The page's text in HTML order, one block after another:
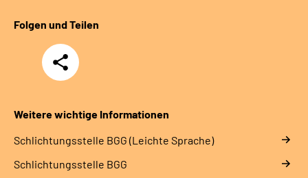
Folgen und Teilen
Teilen
Weitere wichtige Informationen
Schlich­tungs­stel­le BGG (Leichte Sprache)
Schlich­tungs­stel­le BGG